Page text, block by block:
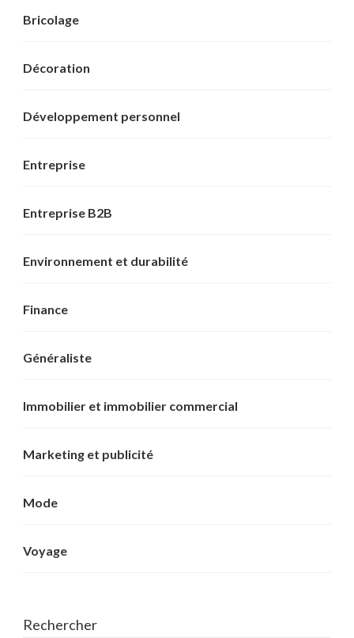
Bricolage
Décoration
Développement personnel
Entreprise
Entreprise B2B
Environnement et durabilité
Finance
Généraliste
Immobilier et immobilier commercial
Marketing et publicité
Mode
Voyage
Rechercher